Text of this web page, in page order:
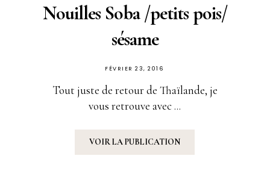
Nouilles Soba /petits pois/
sésame
PUBLIÉ
SUR
FÉVRIER 23, 2016
Tout juste de retour de Thaïlande, je
vous retrouve avec ...
VOIR LA PUBLICATION